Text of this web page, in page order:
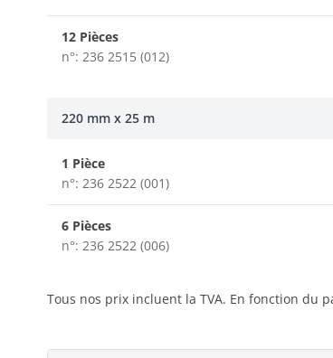
12 Pièces
n°: 236 2515 (012)
220 mm x 25 m
1 Pièce
n°: 236 2522 (001)
6 Pièces
n°: 236 2522 (006)
Tous nos prix incluent la TVA. En fonction du